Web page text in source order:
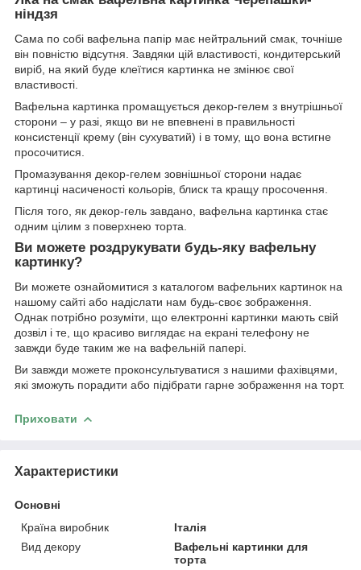
ніндзя
Сама по собі вафельна папір має нейтральний смак, точніше
він повністю відсутня. Завдяки цій властивості, кондитерський
виріб, на який буде клеїтися картинка не змінює свої
властивості.
Вафельна картинка промащується декор-гелем з внутрішньої
сторони – у разі, якщо ви не впевнені в правильності
консистенції крему (він сухуватий) і в тому, що вона встигне
просочитися.
Промазування декор-гелем зовнішньої сторони надає
картинці насиченості кольорів, блиск та кращу просочення.
Після того, як декор-гель завдано, вафельна картинка стає
одним цілим з поверхнею торта.
Ви можете роздрукувати будь-яку вафельну
картинку?
Ви можете ознайомитися з каталогом вафельних картинок на
нашому сайті або надіслати нам будь-своє зображення.
Однак потрібно розуміти, що електронні картинки мають свій
дозвіл і те, що красиво виглядає на екрані телефону не
завжди буде таким же на вафельній папері.
Ви завжди можете проконсультуватися з нашими фахівцями,
які зможуть порадити або підібрати гарне зображення на торт.
Приховати
Характеристики
Основні
Країна виробник
Італія
Вид декору
Вафельні картинки для
торта